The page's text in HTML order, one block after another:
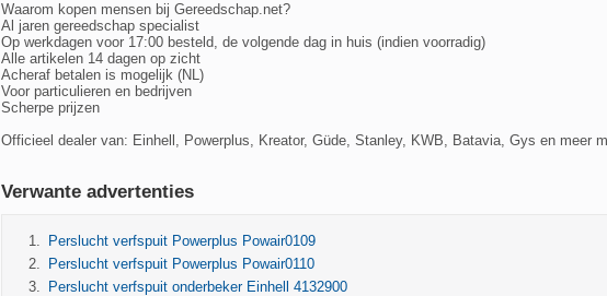
Waarom kopen mensen bij Gereedschap.net?
Al jaren gereedschap specialist
Op werkdagen voor 17:00 besteld, de volgende dag in huis (indien voorradig)
Alle artikelen 14 dagen op zicht
Acheraf betalen is mogelijk (NL)
Voor particulieren en bedrijven
Scherpe prijzen
Officieel dealer van: Einhell, Powerplus, Kreator, Güde, Stanley, KWB, Batavia, Gys en meer
Verwante advertenties
Perslucht verfspuit Powerplus Powair0109
Perslucht verfspuit Powerplus Powair0110
Perslucht verfspuit onderbeker Einhell 4132900